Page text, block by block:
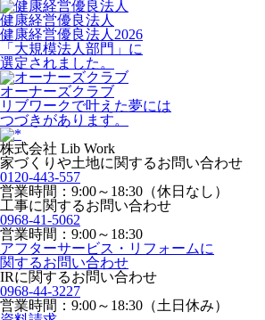
健康経営優良法人
健康経営優良法人2026
「大規模法人部門」に
選定されました。
オーナーズクラブ
リブワークで叶えた夢には
つづきがあります。
株式会社 Lib Work
家づくりや土地に関するお問い合わせ
0120-443-557
営業時間：9:00～18:30（休日なし）
工事に関するお問い合わせ
0968-41-5062
営業時間：9:00～18:30
アフターサービス・リフォームに
関するお問い合わせ
IRに関するお問い合わせ
0968-44-3227
営業時間：9:00～18:30（土日休み）